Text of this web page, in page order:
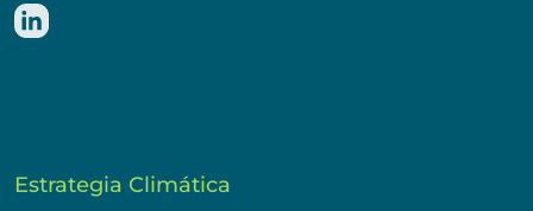
Estrategia Climática